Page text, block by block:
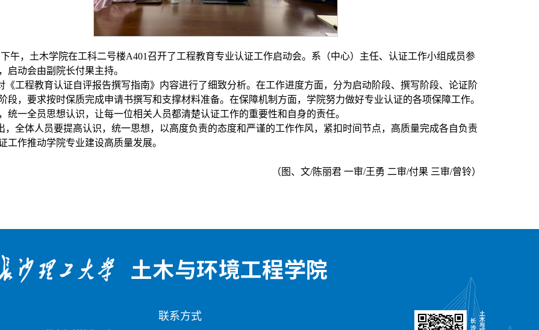
午，土木学院在工科二号楼A401召开了工程教育专业认证工作启动会。系（中心）主任、认证工作小组成员参
启动会由副院长付果主持。
《工程教育认证自评报告撰写指南》内容进行了细致分析。在工作进度方面，分为启动阶段、撰写阶段、论证阶
段，要求按时保质完成申请书撰写和支撑材料准备。在保障机制方面，学院努力做好专业认证的各项保障工作。
统一全员思想认识，让每一位相关人员都清楚认证工作的重要性和自身的责任。
，全体人员要提高认识，统一思想，以高度负责的态度和严谨的工作作风，紧扣时间节点，高质量完成各自负责
工作推动学院专业建设高质量发展。
（图、文/陈丽君 一审/王勇 二审/付果 三审/曾铃）
联系方式